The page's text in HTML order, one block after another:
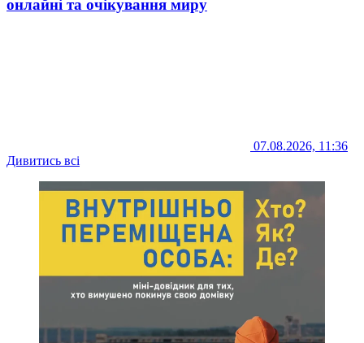
онлайні та очікування миру
07.08.2026, 11:36
Дивитись всі